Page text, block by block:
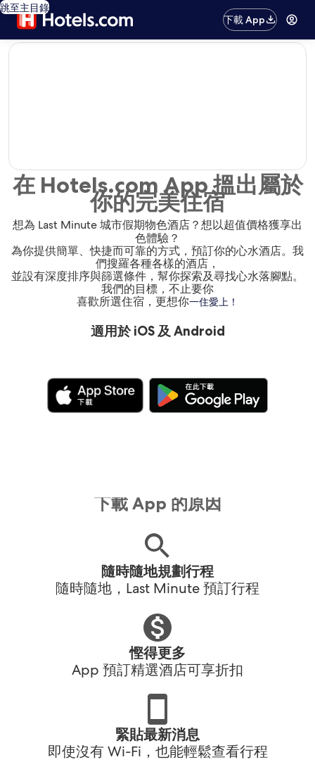
跳至主目錄
下載 App
editorial
在 Hotels.com App 搵出屬於
你的完美住宿
想為 Last Minute 城市假期物色酒店？想以超值價格獲享出
色體驗？
為你提供簡單、快捷而可靠的方式，預訂你的心水酒店。我
們搜羅各種各樣的酒店，
並設有深度排序與篩選條件，幫你探索及尋找心水落腳點。
我們的目標，不止要你
喜歡所選住宿，更想你一住愛上！
適用於 iOS 及 Android
下載 App 的原因
隨時隨地規劃行程
隨時隨地，Last Minute 預訂行程
慳得更多
App 預訂精選酒店可享折扣
緊貼最新消息
即使沒有 Wi-Fi，也能輕鬆查看行程